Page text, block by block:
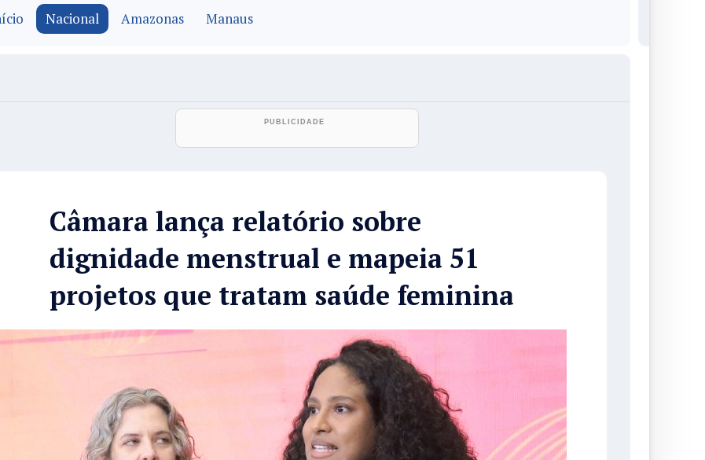
Nacional Amazonas Manaus
Câmara lança relatório sobre
dignidade menstrual e mapeia 51
projetos que tratam saúde feminina